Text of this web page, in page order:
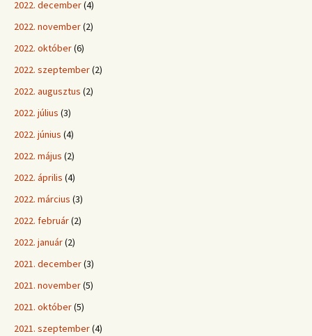
2022. december(4)
2022. november(2)
2022. október(6)
2022. szeptember(2)
2022. augusztus (2)
2022. július (3)
2022. június (4)
2022. május (2)
2022. április (4)
2022. március (3)
2022. február(2)
2022. január(2)
2021. december(3)
2021. november(5)
2021. október(5)
2021. szeptember(4)